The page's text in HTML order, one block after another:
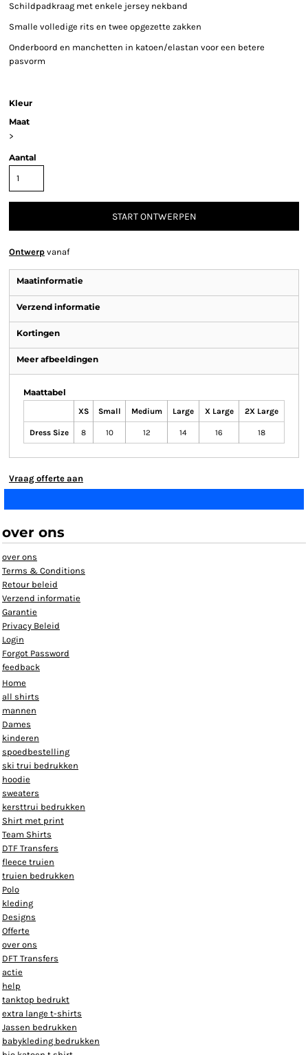
Schildpadkraag met enkele jersey nekband
Smalle volledige rits en twee opgezette zakken
Onderboord en manchetten in katoen/elastan voor een betere
pasvorm
Kleur
Maat
>
Aantal
START ONTWERPEN
Ontwerp vanaf
Maatinformatie
Verzend informatie
Kortingen
Meer afbeeldingen
Maattabel
XS Small Medium Large X Large 2X Large
Dress Size 8 10 12 14 16 18
Vraag offerte aan
over ons
over ons
Terms & Conditions
Retour beleid
Verzend informatie
Garantie
Privacy Beleid
Login
Forgot Password
feedback
Home
all shirts
mannen
Dames
kinderen
spoedbestelling
ski trui bedrukken
hoodie
sweaters
kersttrui bedrukken
Shirt met print
Team Shirts
DTF Transfers
fleece truien
truien bedrukken
Polo
kleding
Designs
Offerte
over ons
DFT Transfers
actie
help
tanktop bedrukt
extra lange t-shirts
Jassen bedrukken
babykleding bedrukken